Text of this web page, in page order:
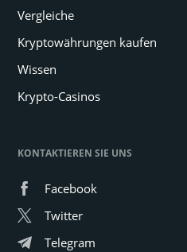
Vergleiche
Kryptowährungen kaufen
Wissen
Krypto-Casinos
KONTAKTIEREN SIE UNS
Facebook
Twitter
Telegram